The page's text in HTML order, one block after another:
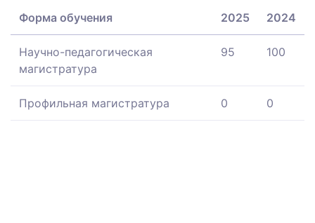
Форма обучения 2025 2024
Научно-педагогическая
магистратура
95 100
Профильная магистратура 0 0